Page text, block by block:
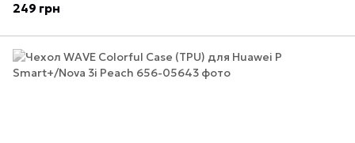
249 грн